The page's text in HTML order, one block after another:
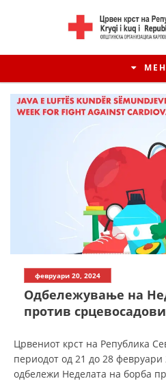
февруари 20, 2024
Одбележување на
против
Црвениот крст на Република
периодот од 21 до 28 февруари
одбележи Неделата на борба